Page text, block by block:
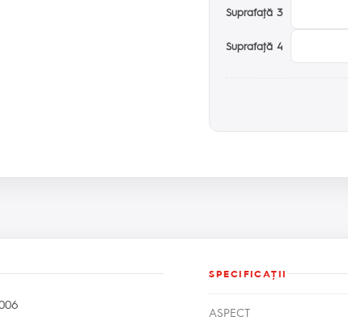
Suprafaţă 3
Suprafaţă 4
SPECIFICAŢII
ASPECT